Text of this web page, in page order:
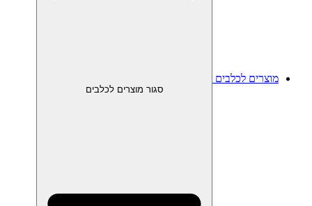
מוצרים לכלבים
סגור מוצרים לכלבים